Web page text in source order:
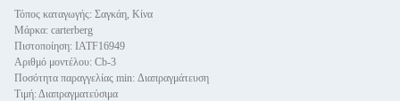
Τόπος καταγωγής: Σαγκάη, Κίνα
Μάρκα: carterberg
Πιστοποίηση: IATF16949
Αριθμό μοντέλου: Cb-3
Ποσότητα παραγγελίας min: Διαπραγμάτευση
Τιμή: Διαπραγματεύσιμα